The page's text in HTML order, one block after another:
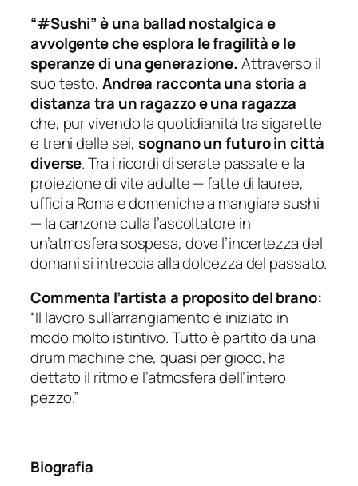
“#Sushi” è una ballad nostalgica e
avvolgente che esplora le fragilità e le
speranze di una generazione. Attraverso il
suo testo, Andrea racconta una storia a
distanza tra un ragazzo e una ragazza
che, pur vivendo la quotidianità tra sigarette
e treni delle sei,sognano un futuro in città
diverse. Tra i ricordi di serate passate e la
proiezione di vite adulte — fatte di lauree,
uffici a Roma e domeniche a mangiare sushi
— la canzone culla l’ascoltatore in
un’atmosfera sospesa, dove l’incertezza del
domani si intreccia alla dolcezza del passato.
Commenta l’artista a proposito del brano:
“Il lavoro sull’arrangiamento è iniziato in
modo molto istintivo. Tutto è partito da una
drum machine che, quasi per gioco, ha
dettato il ritmo e l’atmosfera dell’intero
pezzo.”
Biografia